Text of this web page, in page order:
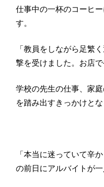
仕事中の一杯のコーヒ
す。
「教員をしながら足繁
撃を受けました。お店
学校の先生の仕事、家
を踏み出すきっかけと
「本当に迷っていて辛
の前日にアルバイトが